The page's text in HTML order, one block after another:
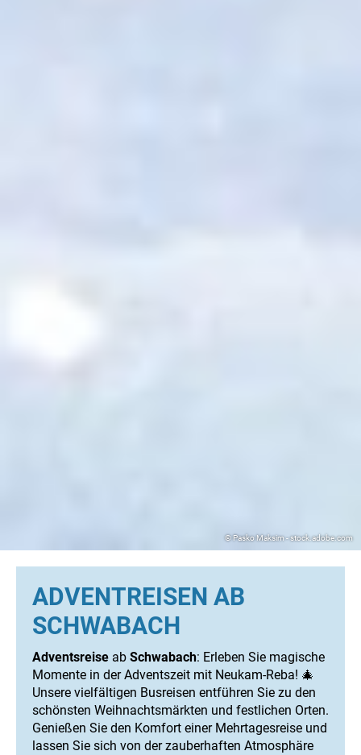
© Pasko Maksim - stock.adobe.com
ADVENTREISEN AB
SCHWABACH
Adventsreise ab Schwabach: Erleben Sie magische
Momente in der Adventszeit mit Neukam-Reba! 🎄
Unsere vielfältigen Busreisen entführen Sie zu den
schönsten Weihnachtsmärkten und festlichen Orten.
Genießen Sie den Komfort einer Mehrtagesreise und
lassen Sie sich von der zauberhaften Atmosphäre